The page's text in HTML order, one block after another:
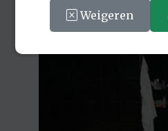
Weigeren